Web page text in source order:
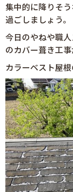
集中的に降りそ
過ごしましょう。
今日のやねや職
のカバー葺き工
カラーベスト屋根